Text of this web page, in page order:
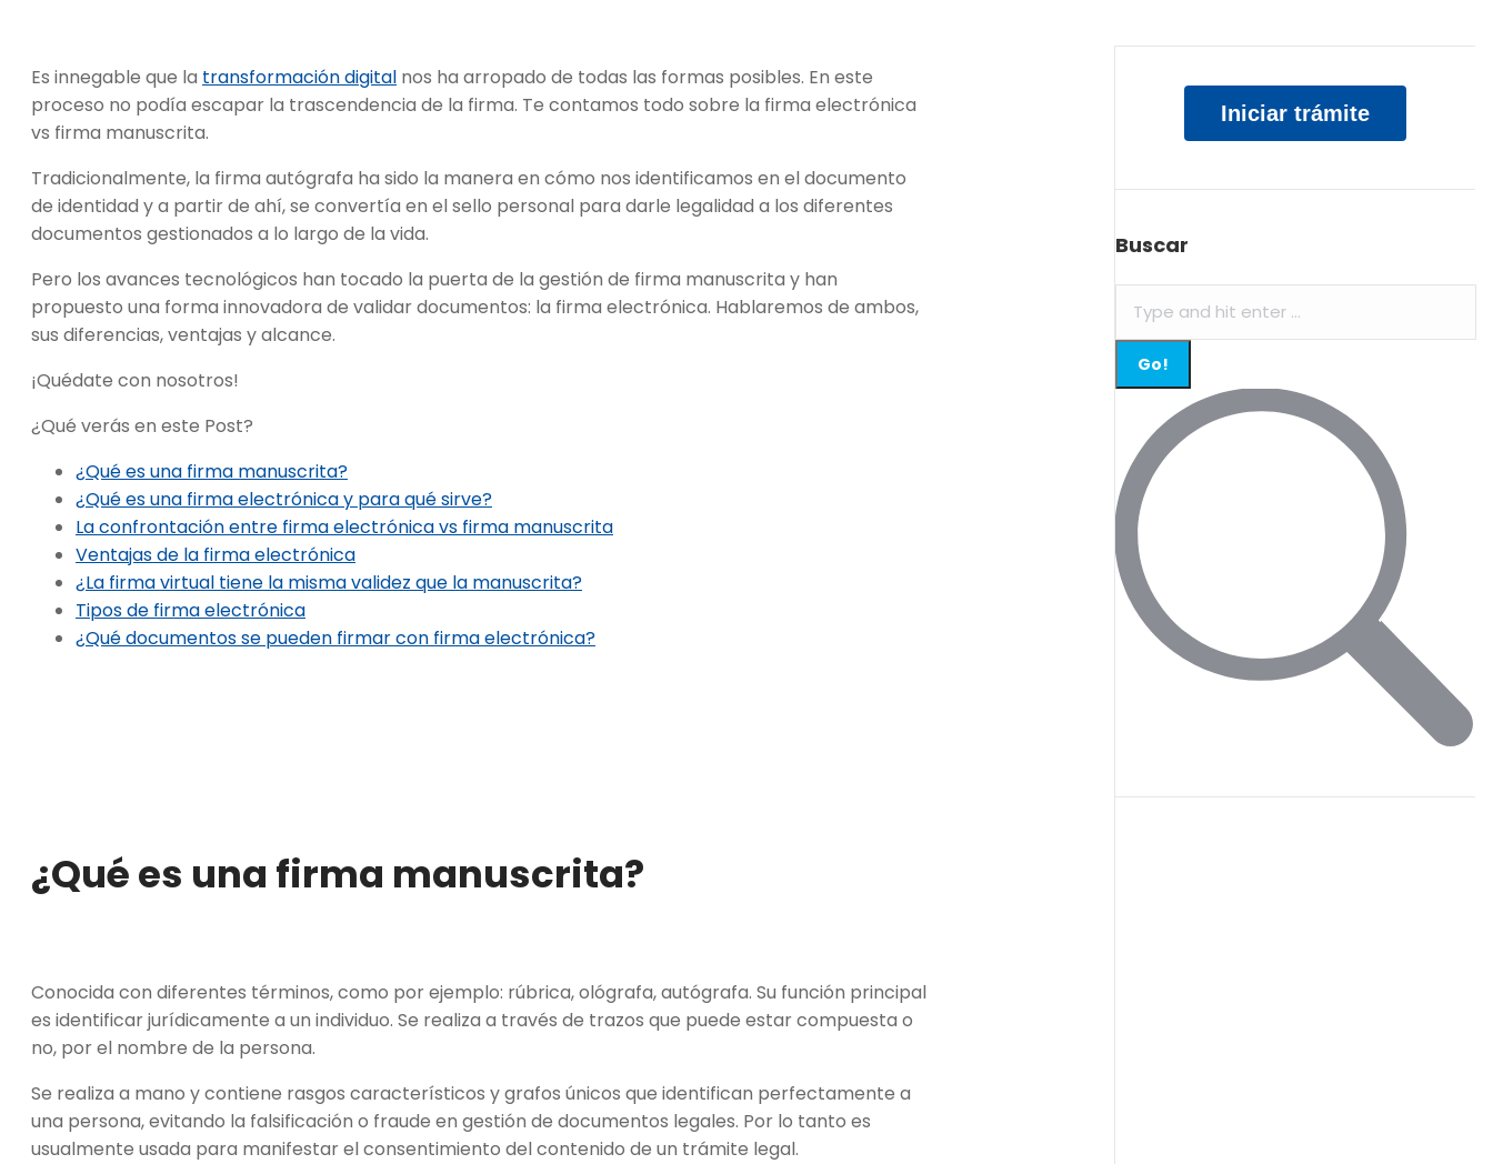
Es innegable que la transformación digital nos ha arropado de todas las formas posibles. En este
proceso no podía escapar la trascendencia de la firma. Te contamos todo sobre la firma electrónica
vs firma manuscrita.
Tradicionalmente, la firma autógrafa ha sido la manera en cómo nos identificamos en el documento
de identidad y a partir de ahí, se convertía en el sello personal para darle legalidad a los diferentes
documentos gestionados a lo largo de la vida.
Pero los avances tecnológicos han tocado la puerta de la gestión de firma manuscrita y han
propuesto una forma innovadora de validar documentos: la firma electrónica. Hablaremos de ambos,
sus diferencias, ventajas y alcance.
¡Quédate con nosotros!
¿Qué verás en este Post?
¿Qué es una firma manuscrita?
¿Qué es una firma electrónica y para qué sirve?
La confrontación entre firma electrónica vs firma manuscrita
Ventajas de la firma electrónica
¿La firma virtual tiene la misma validez que la manuscrita?
Tipos de firma electrónica
¿Qué documentos se pueden firmar con firma electrónica?
¿Qué es una firma manuscrita?
Conocida con diferentes términos, como por ejemplo: rúbrica, ológrafa, autógrafa. Su función principal
es identificar jurídicamente a un individuo. Se realiza a través de trazos que puede estar compuesta o
no, por el nombre de la persona.
Se realiza a mano y contiene rasgos característicos y grafos únicos que identifican perfectamente a
una persona, evitando la falsificación o fraude en gestión de documentos legales. Por lo tanto es
usualmente usada para manifestar el consentimiento del contenido de un trámite legal.
Iniciar trámite
Buscar